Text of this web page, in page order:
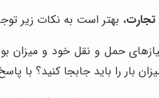
، بهتر است به نکات زیر
حمل و نقل خود و میزان
بار را باید جابجا کنید؟ با